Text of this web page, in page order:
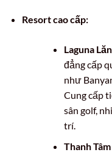
Resort cao cấp:
Laguna
đẳng cấp
như
Cung cấp
sân golf,
trí.
Thanh